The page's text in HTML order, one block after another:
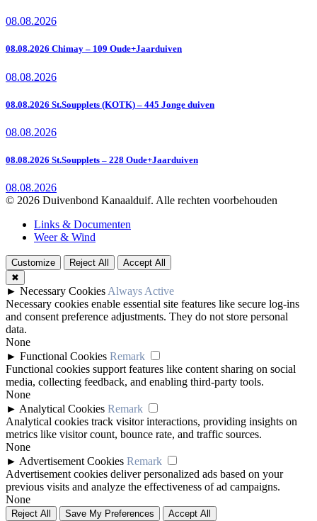
08.08.2026
08.08.2026 Chimay – 109 Oude+Jaarduiven
08.08.2026
08.08.2026 St.Soupplets (KOTK) – 445 Jonge duiven
08.08.2026
08.08.2026 St.Soupplets – 228 Oude+Jaarduiven
08.08.2026
© 2026 Duivenbond Kanaalduif. Alle rechten voorbehouden
Links & Documenten
Weer & Wind
Customize Reject All
Accept All
✖
► Necessary Cookies Always Active
Necessary cookies enable essential site features like secure log-ins
and consent preference adjustments. They do not store personal
data.
None
► Functional Cookies Remark
Functional cookies support features like content sharing on social
media, collecting feedback, and enabling third-party tools.
None
► Analytical Cookies Remark
Analytical cookies track visitor interactions, providing insights on
metrics like visitor count, bounce rate, and traffic sources.
None
► Advertisement Cookies Remark
Advertisement cookies deliver personalized ads based on your
previous visits and analyze the effectiveness of ad campaigns.
None
Reject All Save My Preferences Accept All